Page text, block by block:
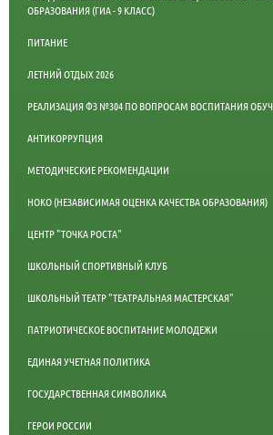
ОБРАЗОВАНИЯ (ГИА - 9 КЛАСС)
ПИТАНИЕ
ЛЕТНИЙ ОТДЫХ 2026
РЕАЛИЗАЦИЯ ФЗ №304 ПО ВОПРОСАМ ВОСПИТАНИЯ
АНТИКОРРУПЦИЯ
МЕТОДИЧЕСКИЕ РЕКОМЕНДАЦИИ
НОКО (НЕЗАВИСИМАЯ ОЦЕНКА КАЧЕСТВА ОБРАЗОВАНИЯ)
ЦЕНТР "ТОЧКА РОСТА"
ШКОЛЬНЫЙ СПОРТИВНЫЙ КЛУБ
ШКОЛЬНЫЙ ТЕАТР "ТЕАТРАЛЬНАЯ МАСТЕРСКАЯ"
ПАТРИОТИЧЕСКОЕ ВОСПИТАНИЕ МОЛОДЕЖИ
ЕДИНАЯ УЧЕТНАЯ ПОЛИТИКА
ГОСУДАРСТВЕННАЯ СИМВОЛИКА
ГЕРОИ РОССИИ